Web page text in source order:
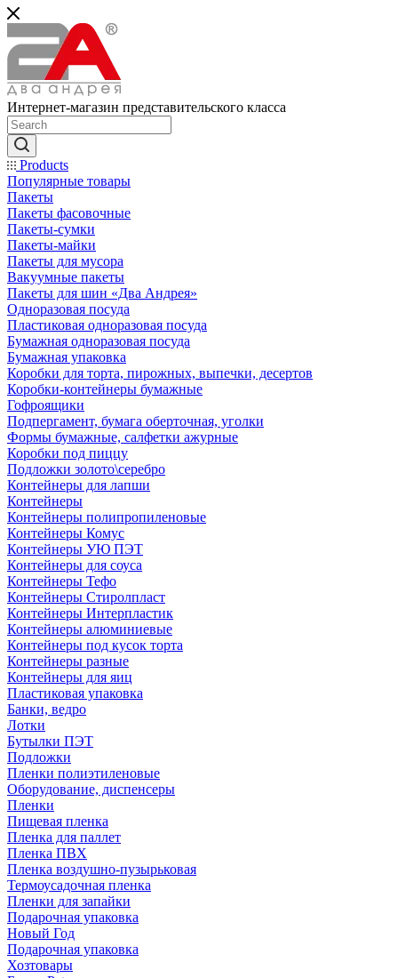
Интернет-магазин представительского класса
Products
Популярные товары
Пакеты
Пакеты фасовочные
Пакеты-сумки
Пакеты-майки
Пакеты для мусора
Вакуумные пакеты
Пакеты для шин «Два Андрея»
Одноразовая посуда
Пластиковая одноразовая посуда
Бумажная одноразовая посуда
Бумажная упаковка
Коробки для торта, пирожных, выпечки, десертов
Коробки-контейнеры бумажные
Гофроящики
Подпергамент, бумага оберточная, уголки
Формы бумажные, салфетки ажурные
Коробки под пиццу
Подложки золото\серебро
Контейнеры для лапши
Контейнеры
Контейнеры полипропиленовые
Контейнеры Комус
Контейнеры УЮ ПЭТ
Контейнеры для соуса
Контейнеры Тефо
Контейнеры Стиролпласт
Контейнеры Интерпластик
Контейнеры алюминиевые
Контейнеры под кусок торта
Контейнеры разные
Контейнеры для яиц
Пластиковая упаковка
Банки, ведро
Лотки
Бутылки ПЭТ
Подложки
Пленки полиэтиленовые
Оборудование, диспенсеры
Пленки
Пищевая пленка
Пленка для паллет
Пленка ПВХ
Пленка воздушно-пузырьковая
Термоусадочная пленка
Пленки для запайки
Подарочная упаковка
Новый Год
Подарочная упаковка
Хозтовары